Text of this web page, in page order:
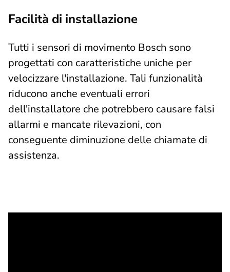
Facilità di installazione
Tutti i sensori di movimento Bosch sono
progettati con caratteristiche uniche per
velocizzare l'installazione. Tali funzionalità
riducono anche eventuali errori
dell'installatore che potrebbero causare falsi
allarmi e mancate rilevazioni, con
conseguente diminuzione delle chiamate di
assistenza.